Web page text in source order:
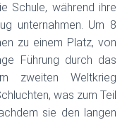
Schule, während ihre
unternahmen. Um 8
zu einem Platz, von
Führung durch das
zweiten Weltkrieg
was zum Teil
sie den langen